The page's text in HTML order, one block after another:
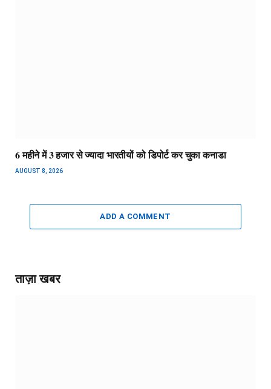
6 महीने में 3 हजार से ज्यादा भारतीयों को डिपोर्ट कर चुका कनाडा
AUGUST 8, 2026
ADD A COMMENT
ताज़ा खबर